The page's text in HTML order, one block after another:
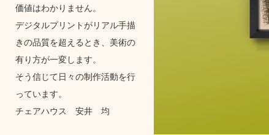
価値はわかりません。
デジタルプリントがリアル手描
きの品質を超えるとき、美術の
有り方が一変します。
そう信じて日々の制作活動を行
っています。
チェアハウス 安井 均